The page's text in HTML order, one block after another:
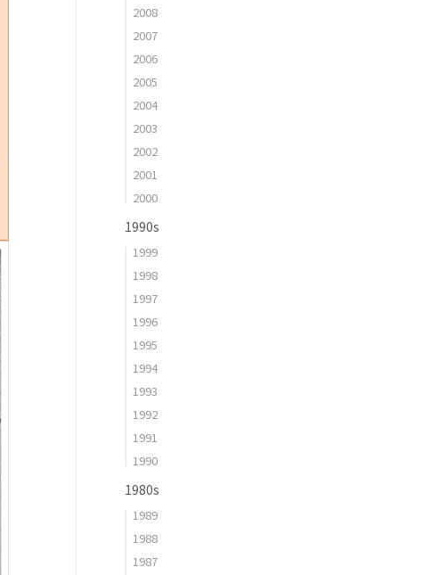
2008
2007
2006
2005
2004
2003
2002
2001
2000
1990s
1999
1998
1997
1996
1995
1994
1993
1992
1991
1990
1980s
1989
1988
1987